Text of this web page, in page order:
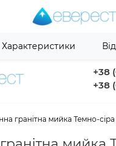
+38
+38
гранітна мийка Темно-
Характеристики